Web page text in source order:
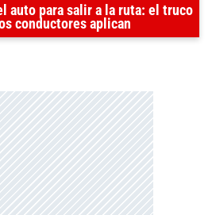
auto para salir a la ruta: el truco
conductores aplican